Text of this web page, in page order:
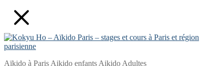
contenu
Menu
Aïkido à Paris Aikido enfants Aikido Adultes